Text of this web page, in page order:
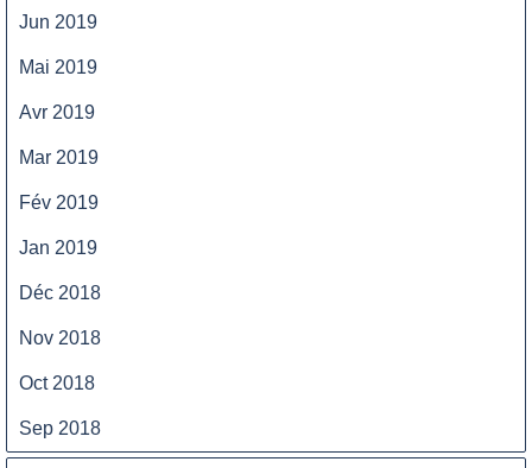
Jun 2019
Mai 2019
Avr 2019
Mar 2019
Fév 2019
Jan 2019
Déc 2018
Nov 2018
Oct 2018
Sep 2018